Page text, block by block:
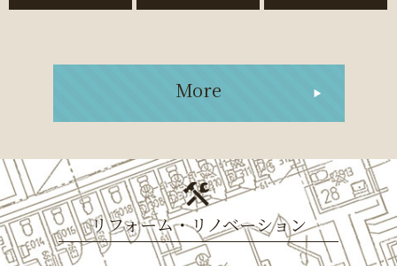
More
リフォーム・リノベーション